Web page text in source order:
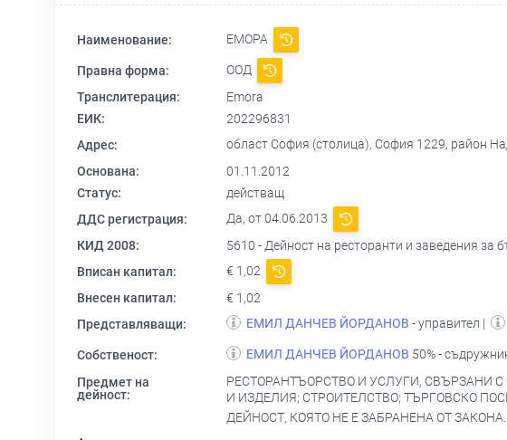
Наименование: ЕМОРА
Правна форма:
ООД
Транслитерация:
Emora
ЕИК:
202296831
Адрес:
област София (столица), София 1229, район
Основана:
01.11.2012
Статус:
действащ
ДДС регистрация:
Да, от 04.06.2013
КИД 2008:
5610 - Дейност на ресторанти и заведения за
Вписан капитал:
€ 1,02
Внесен капитал:
€ 1,02
Представляващи:
ЕМИЛ ДАНЧЕВ ЙОРДАНОВ - управител |
Собственост: ЕМИЛ ДАНЧЕВ ЙОРДАНОВ 50% -
Предмет на
дейност:
РЕСТОРАНТЪОРСТВО И УСЛУГИ, СВЪРЗАНИ
И ИЗДЕЛИЯ; СТРОИТЕЛСТВО; ТЪРГОВСКО
ДЕЙНОСТ, КОЯТО НЕ Е ЗАБРАНЕНА ОТ ЗАКОНА.